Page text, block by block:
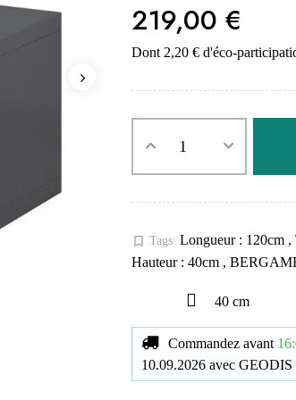
219,00 €
Dont 2,20 € d'éco-
bookmark_border Tags: Longueur : 120cm ,
Hauteur : 40cm ,
40 cm
Commandez avant
10.09.2026 avec GEODIS